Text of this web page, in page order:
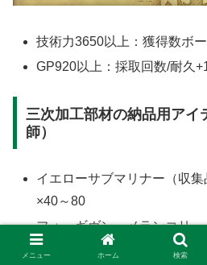
技術力3650以上：獲得数ボ
GP920以上：採取回数/耐久
三次加工部材の納品用アイ
師）
イエローサブマリナー（収集
×40～80
フォーギヴン・メランコリ
砂）×40～80
メニュー ホーム 検索